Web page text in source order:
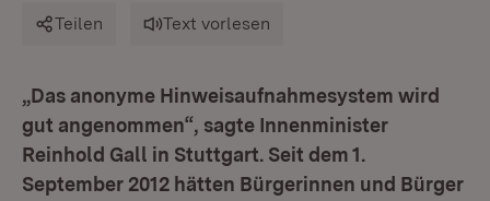
Teilen Text vorlesen
„Das anonyme Hinweisaufnahmesystem wird
gut angenommen“, sagte Innenminister
Reinhold Gall in Stuttgart. Seit dem 1.
September 2012 hätten Bürgerinnen und Bürger